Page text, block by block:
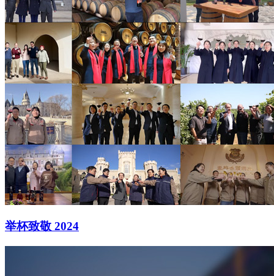
举杯致敬 2024